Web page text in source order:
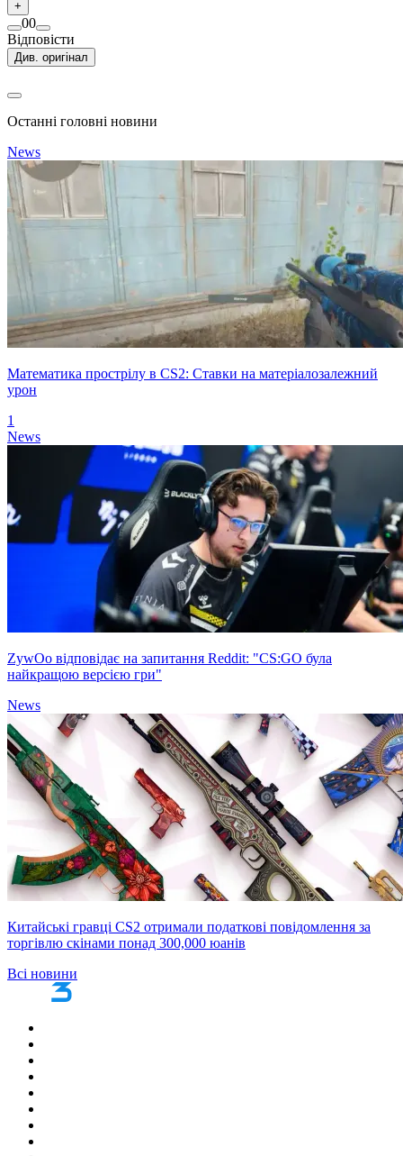
+
00
Відповісти
Див. оригінал
Останні головні новини
News
Математика прострілу в CS2: Ставки на матеріалозалежний
урон
1
News
ZywOo відповідає на запитання Reddit: "CS:GO була
найкращою версією гри"
News
Китайські гравці CS2 отримали податкові повідомлення за
торгівлю скінами понад 300,000 юанів
Всі новини